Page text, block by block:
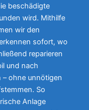
beschädigte
wird. Mithilfe
wir den
sofort, wo
reparieren
und nach
– ohne unnötigen
So
Anlage